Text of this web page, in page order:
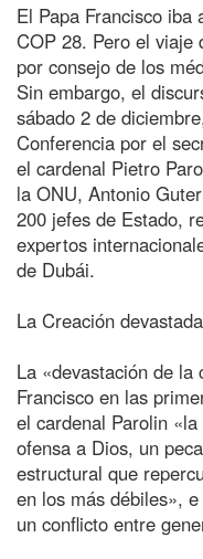
El Papa Francisco
COP 28. Pero el viaje
por consejo de los
Sin embargo, el
sábado 2 de
Conferencia por el
el cardenal Pietro
la ONU, Antonio
200 jefes de Estado,
expertos
de Dubái.
La Creación
La «devastación de la
Francisco en las
el cardenal Parolin
ofensa a Dios, un
estructural que
en los más débiles»,
un conflicto entre